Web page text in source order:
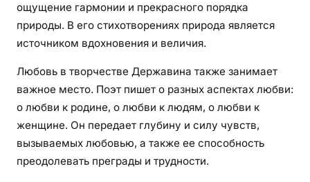
ощущение гармонии и прекрасного порядка
природы. В его стихотворениях природа является
источником вдохновения и величия.
Любовь в творчестве Державина также занимает
важное место. Поэт пишет о разных аспектах любви:
о любви к родине, о любви к людям, о любви к
женщине. Он передает глубину и силу чувств,
вызываемых любовью, а также ее способность
преодолевать преграды и трудности.